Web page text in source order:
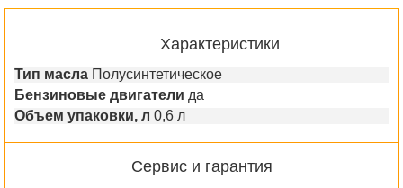
Характеристики
Тип масла Полусинтетическое
Бензиновые двигатели да
Объем упаковки, л 0,6 л
Сервис и гарантия